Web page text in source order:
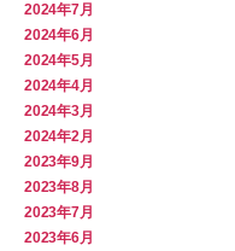
2024年7月
2024年6月
2024年5月
2024年4月
2024年3月
2024年2月
2023年9月
2023年8月
2023年7月
2023年6月